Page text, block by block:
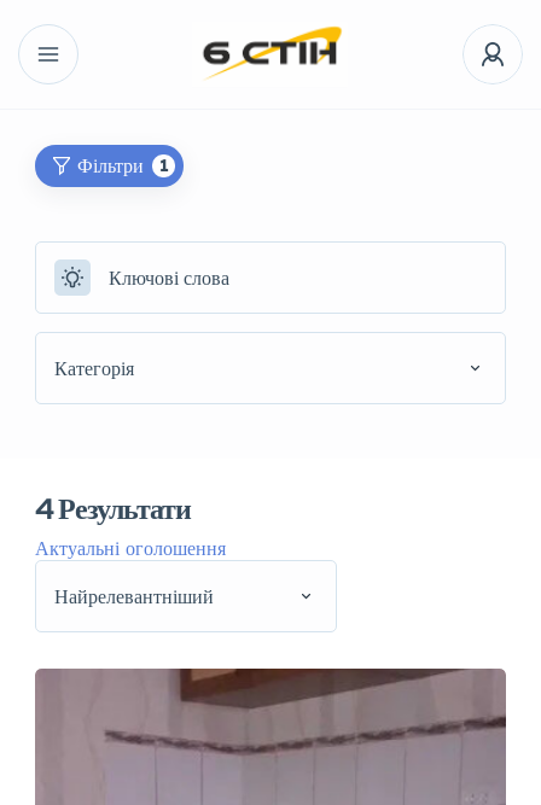
Фільтри 1
Категорія
4Результати
Актуальні оголошення
Найрелевантніший